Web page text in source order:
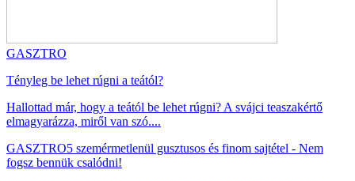
GASZTRO
Tényleg be lehet rúgni a teától?
Hallottad már, hogy a teától be lehet rúgni? A svájci teaszakértő
elmagyarázza, miről van szó....
GASZTRO5 szemérmetlenül gusztusos és finom sajtétel - Nem
fogsz bennük csalódni!